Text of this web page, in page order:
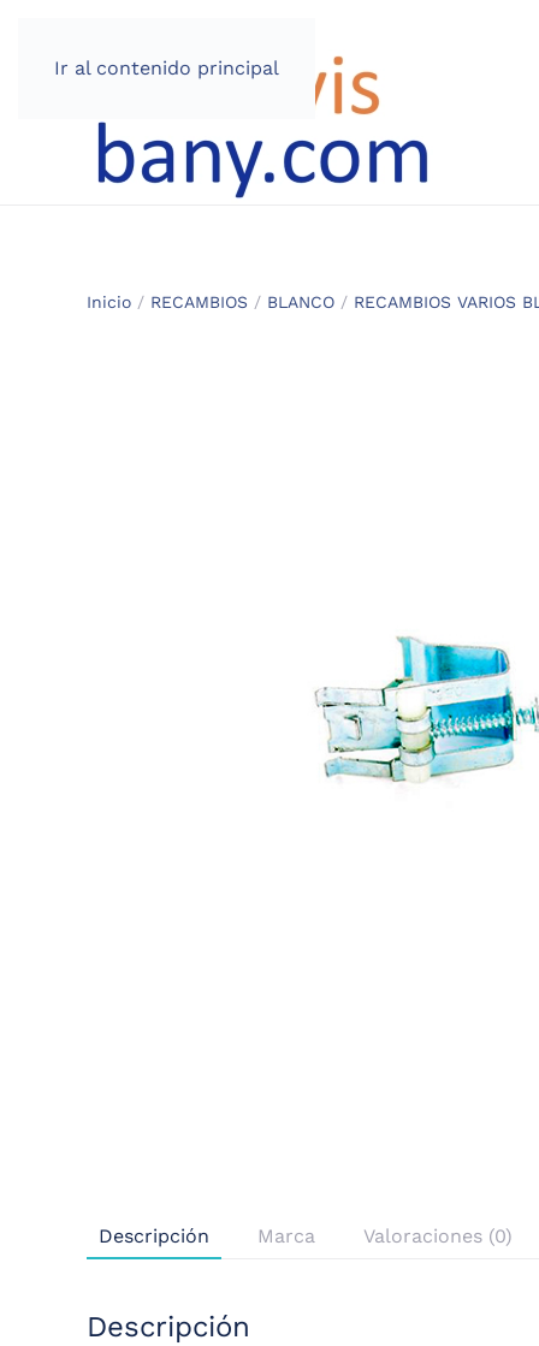
Ir al contenido principal
Inicio / RECAMBIOS / BLANCO / RECAMBIOS VARIOS
Descripción Marca Valoraciones (0)
Descripción